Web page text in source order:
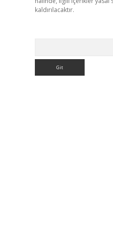
kaldırılacaktır.